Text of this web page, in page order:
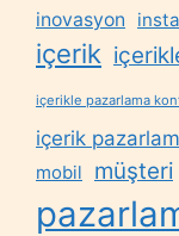
inovasyon
içerik
içerikle pazarlama
içerik
mobil müşteri